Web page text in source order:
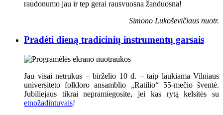
raudonumo jau ir tep gerai rausvuosna žanduosna!
Simono Lukoševičiaus nuotr.
Pradėti dieną tradicinių instrumentų garsais
Jau visai netrukus – birželio 10 d. – taip laukiama Vilniaus
universiteto folkloro ansamblio „Ratilio“ 55-mečio šventė.
Jubiliejaus tikrai nepramiegosite, jei kas rytą kelsitės su
etnožadintuvais!